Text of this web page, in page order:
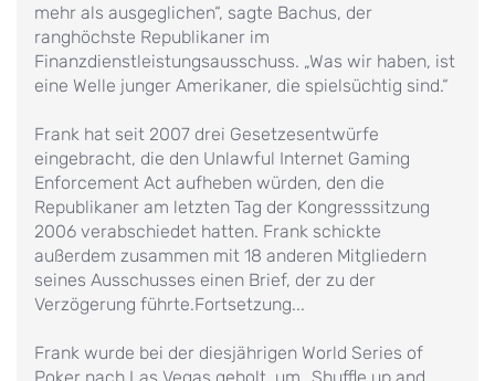
mehr als ausgeglichen“, sagte Bachus, der
ranghöchste Republikaner im
Finanzdienstleistungsausschuss. „Was wir haben, ist
eine Welle junger Amerikaner, die spielsüchtig sind.“
Frank hat seit 2007 drei Gesetzesentwürfe
eingebracht, die den Unlawful Internet Gaming
Enforcement Act aufheben würden, den die
Republikaner am letzten Tag der Kongresssitzung
2006 verabschiedet hatten. Frank schickte
außerdem zusammen mit 18 anderen Mitgliedern
seines Ausschusses einen Brief, der zu der
Verzögerung führte.Fortsetzung...
Frank wurde bei der diesjährigen World Series of